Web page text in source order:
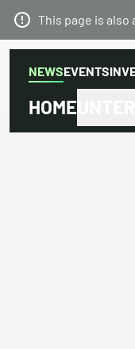
This page is also
NEWSEVENTS
HOME